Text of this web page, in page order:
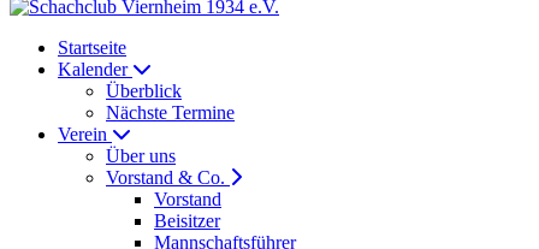
Startseite
Kalender
Überblick
Nächste Termine
Verein
Über uns
Vorstand & Co.
Vorstand
Beisitzer
Mannschaftsführer